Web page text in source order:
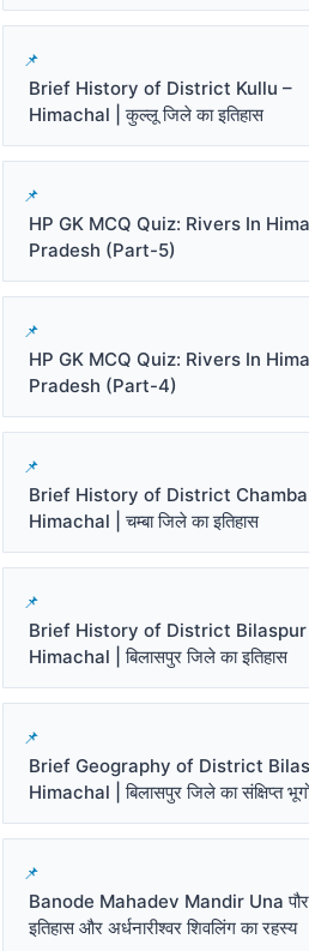
Brief History of District Kullu –
Himachal | कुल्लू जिले का इतिहास
HP GK MCQ Quiz: Rivers In
Pradesh (Part-5)
HP GK MCQ Quiz: Rivers In
Pradesh (Part-4)
Brief History of District
Himachal | चम्बा जिले का इतिहास
Brief History of District Bilaspur
Himachal | बिलासपुर जिले का इतिहास
Brief Geography of District
Himachal | बिलासपुर जिले का संक्षिप्त
Banode Mahadev Mandir Una
इतिहास और अर्धनारीश्वर शिवलिंग का रहस्य